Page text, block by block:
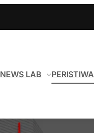
NEWS LAB PERISTIWA